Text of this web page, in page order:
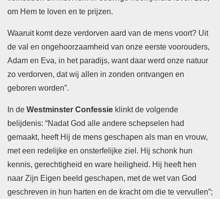
om Hem te loven en te prijzen.
Waaruit komt deze verdorven aard van de mens voort? Uit
de val en ongehoorzaamheid van onze eerste voorouders,
Adam en Eva, in het paradijs, want daar werd onze natuur
zo verdorven, dat wij allen in zonden ontvangen en
geboren worden”.
In de Westminster Confessie klinkt de volgende
belijdenis: “Nadat God alle andere schepselen had
gemaakt, heeft Hij de mens geschapen als man en vrouw,
met een redelijke en onsterfelijke ziel. Hij schonk hun
kennis, gerechtigheid en ware heiligheid. Hij heeft hen
naar Zijn Eigen beeld geschapen, met de wet van God
geschreven in hun harten en de kracht om die te vervullen”;